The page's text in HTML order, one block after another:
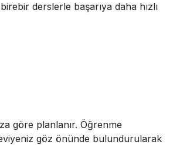
derslerle başarıya daha hızlı
göre planlanır. Öğrenme
göz önünde bulundurularak